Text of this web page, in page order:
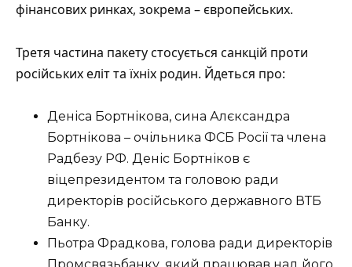
фінансових ринках, зокрема – європейських.
Третя частина пакету стосується санкцій проти
російських еліт та їхніх родин. Йдеться про:
Деніса Бортнікова, сина Алєксандра
Бортнікова – очільника ФСБ Росії та члена
Радбезу РФ. Деніс Бортніков є
віцепрезидентом та головою ради
директорів російського державного ВТБ
Банку.
Пьотра Фрадкова, голова ради директорів